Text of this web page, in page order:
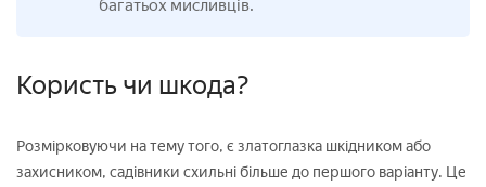
багатьох мисливців.
Користь чи шкода?
Розмірковуючи на тему того, є златоглазка шкідником або
захисником, садівники схильні більше до першого варіанту. Це